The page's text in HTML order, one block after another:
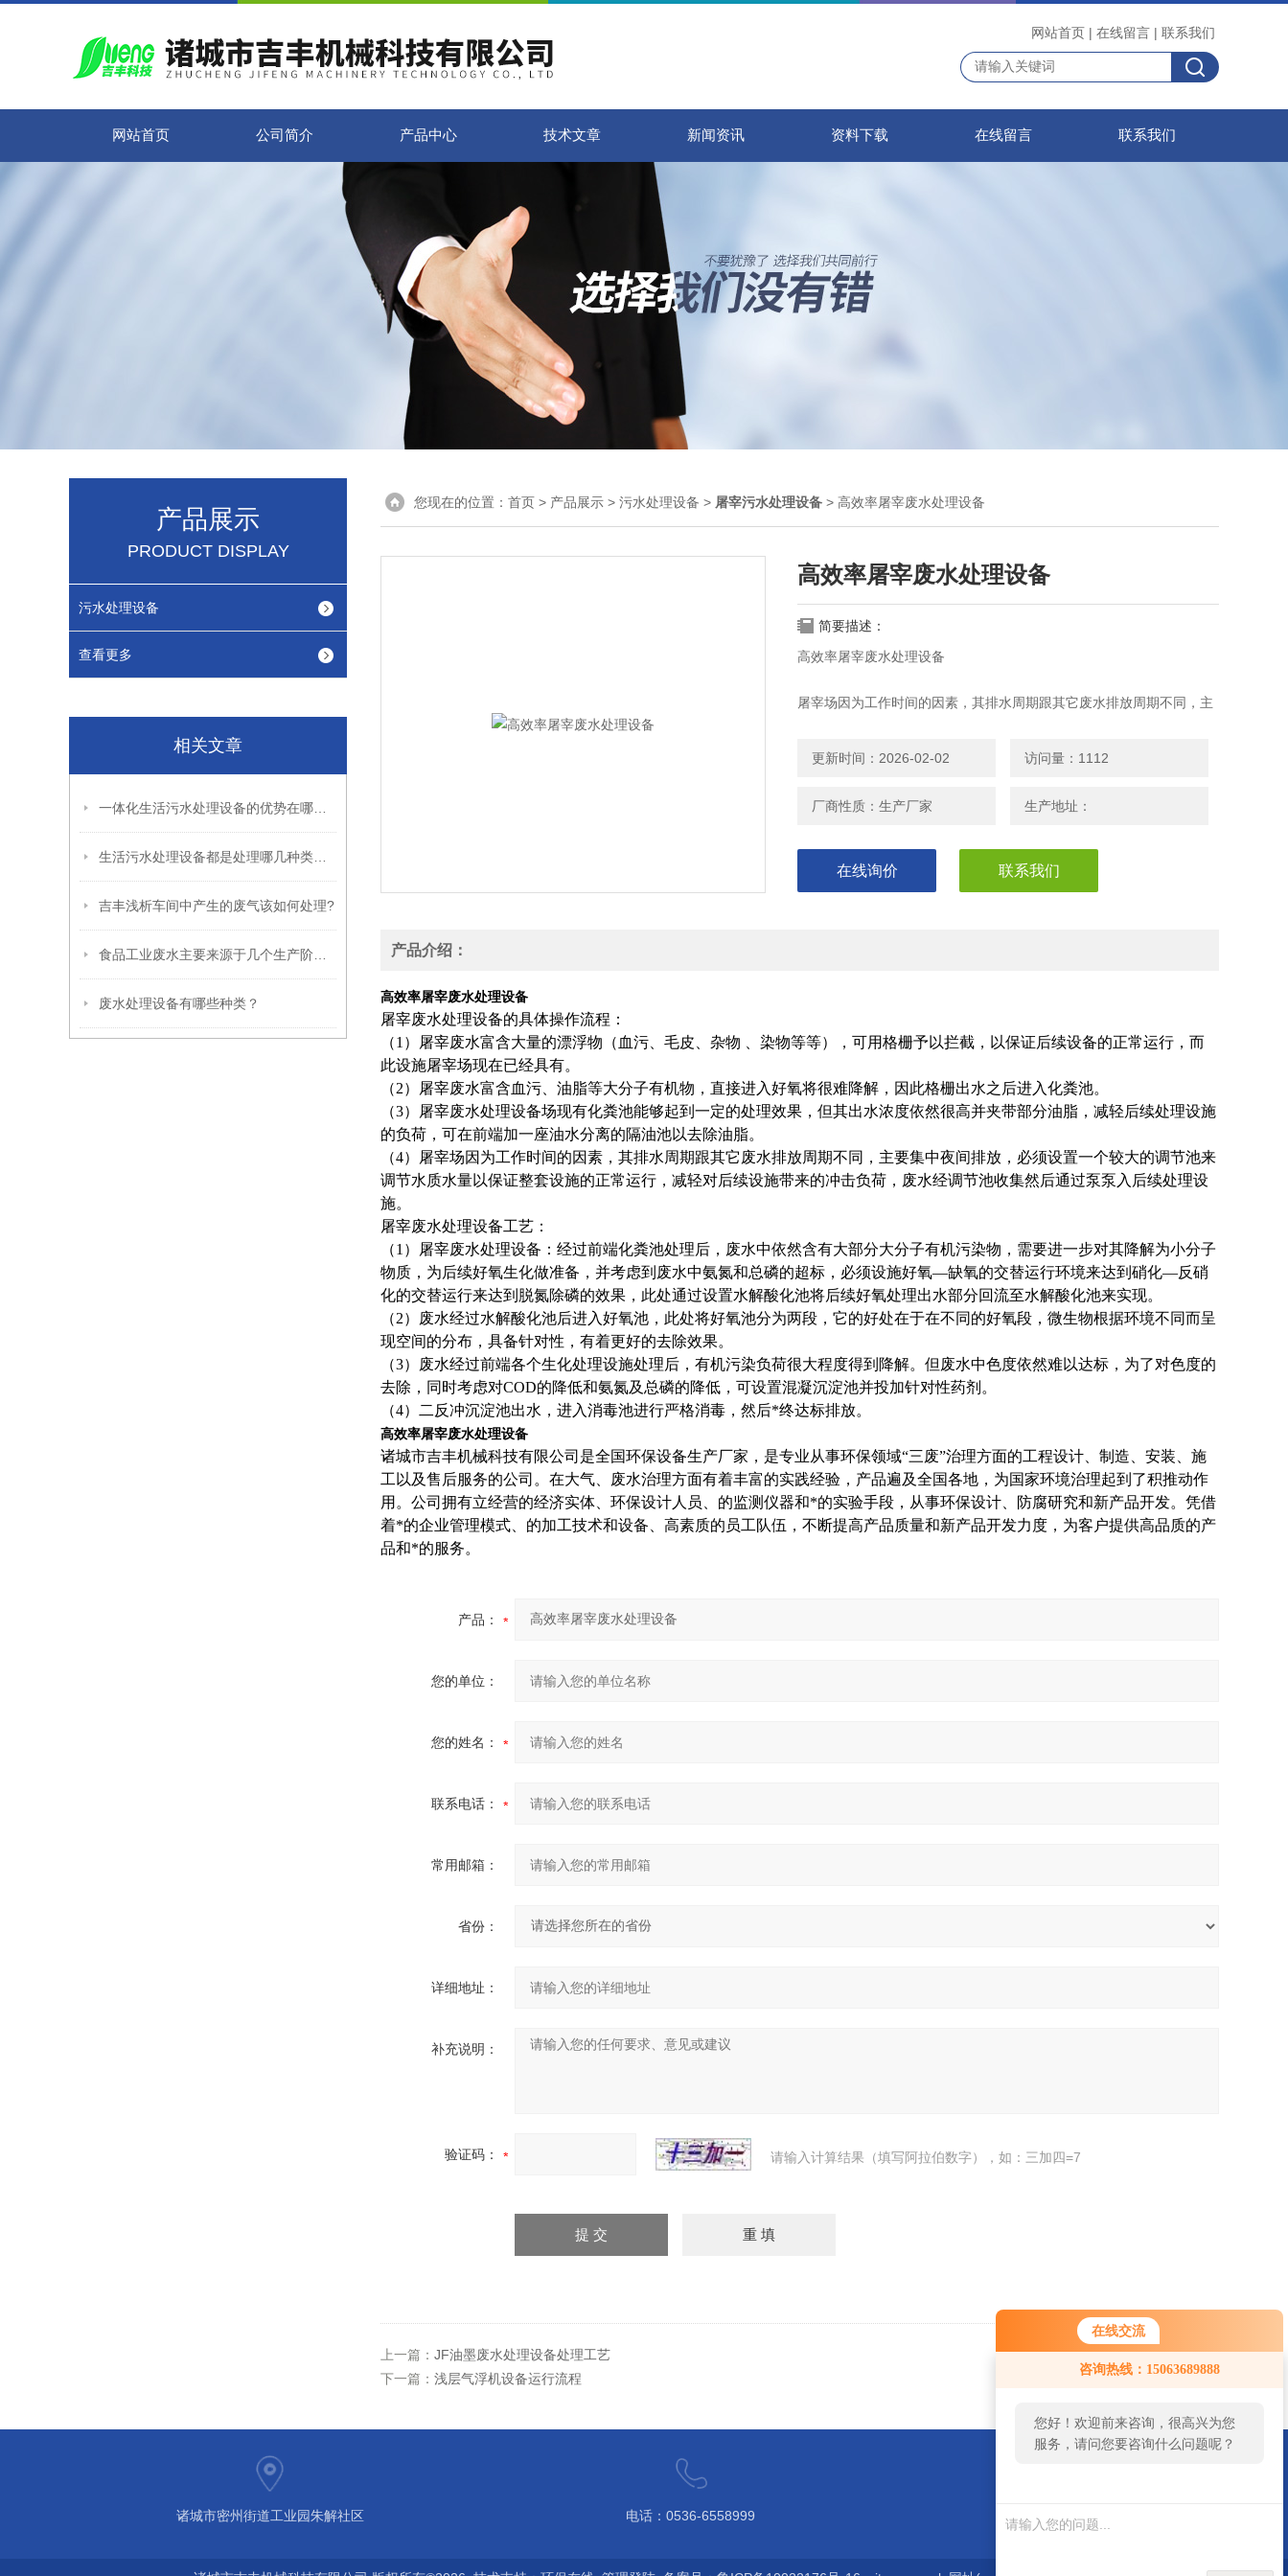
在线交流
咨询热线：15063689888
您好！欢迎前来咨询，很高兴为您
服务，请问您要咨询什么问题呢？
网站首页 | 在线留言 | 联系我们
网站首页 公司简介 产品中心 技术文章 新闻资讯 资料下载 在线留言 联系我们
产品展示
PRODUCT DISPLAY
污水处理设备
查看更多
相关文章
吉丰浅析车间中产生的废气该如何处理?
废水处理设备有哪些种类？
您现在的位置： 首页 > 产品展示 > 污水处理设备 > 屠宰污水处理设备 > 高效率屠宰废水处理设备
高效率屠宰废水处理设备
简要描述：
高效率屠宰废水处理设备
屠宰场因为工作时间的因素，其排水周期跟其它废水排放周期不同，主
套设施的正常运行，减轻对后续设施带来的冲击负荷，废水经调节池收
更新时间：2026-02-02 访问量：1112
厂商性质：生产厂家 生产地址：
在线询价 联系我们
产品介绍：
高效率屠宰废水处理设备
屠宰废水处理设备的具体操作流程：
（1）屠宰废水富含大量的漂浮物（血污、毛皮、杂物 、染物等等），可用格栅予以拦截，以保证后续设备的正常运行，而
此设施屠宰场现在已经具有。
（2）屠宰废水富含血污、油脂等大分子有机物，直接进入好氧将很难降解，因此格栅出水之后进入化粪池。
（3）屠宰废水处理设备场现有化粪池能够起到一定的处理效果，但其出水浓度依然很高并夹带部分油脂，减轻后续处理设施
的负荷，可在前端加一座油水分离的隔油池以去除油脂。
（4）屠宰场因为工作时间的因素，其排水周期跟其它废水排放周期不同，主要集中夜间排放，必须设置一个较大的调节池来
调节水质水量以保证整套设施的正常运行，减轻对后续设施带来的冲击负荷，废水经调节池收集然后通过泵泵入后续处理设
施。
屠宰废水处理设备工艺：
（1）屠宰废水处理设备：经过前端化粪池处理后，废水中依然含有大部分大分子有机污染物，需要进一步对其降解为小分子
物质，为后续好氧生化做准备，并考虑到废水中氨氮和总磷的超标，必须设施好氧—缺氧的交替运行环境来达到硝化—反硝
化的交替运行来达到脱氮除磷的效果，此处通过设置水解酸化池将后续好氧处理出水部分回流至水解酸化池来实现。
（2）废水经过水解酸化池后进入好氧池，此处将好氧池分为两段，它的好处在于在不同的好氧段，微生物根据环境不同而呈
现空间的分布，具备针对性，有着更好的去除效果。
（3）废水经过前端各个生化处理设施处理后，有机污染负荷很大程度得到降解。但废水中色度依然难以达标，为了对色度的
去除，同时考虑对COD的降低和氨氮及总磷的降低，可设置混凝沉淀池并投加针对性药剂。
（4）二反冲沉淀池出水，进入消毒池进行严格消毒，然后*终达标排放。
高效率屠宰废水处理设备
诸城市吉丰机械科技有限公司是全国环保设备生产厂家，是专业从事环保领域“三废”治理方面的工程设计、制造、安装、施
工以及售后服务的公司。在大气、废水治理方面有着丰富的实践经验，产品遍及全国各地，为国家环境治理起到了积推动作
用。公司拥有立经营的经济实体、环保设计人员、的监测仪器和*的实验手段，从事环保设计、防腐研究和新产品开发。凭借
着*的企业管理模式、的加工技术和设备、高素质的员工队伍，不断提高产品质量和新产品开发力度，为客户提供高品质的产
品和*的服务。
产品：
您的单位：
您的姓名：
联系电话：
常用邮箱：
省份：
详细地址：
补充说明：
验证码： 请输入计算结果（填写阿拉伯数字），如：三加四=7
上一篇： JF油墨废水处理设备处理工艺
下一篇： ​浅层气浮机设备运行流程
返回
诸城市密州街道工业园朱解社区 电话：0536-6558999 jifengjixie@163.com